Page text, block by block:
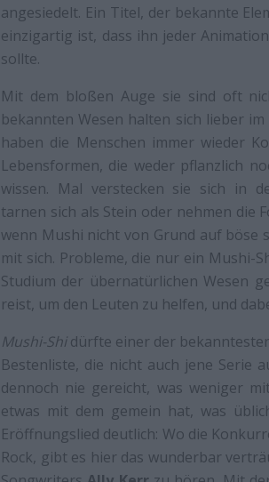
angesiedelt. Ein Titel, der bekannte
einzigartig ist, dass ihn jeder
sollte.
Mit dem bloßen Auge sie sind oft
bekannten Wesen halten sich lieber
haben die Menschen immer wieder
Lebensformen, die weder pflanzlich
wissen. Mal verstecken sie sich in
tarnen sich als Stein oder nehmen die
wenn Mushi nicht von Grund auf böse
mit sich. Probleme, die nur ein Mushi-
Studium der übernatürlichen Wesen
reist, um den Leuten zu helfen, und
Mushi-Shidürfte einer der
Bestenliste, die nicht auch jene Serie
dennoch nie gereicht, was weniger
etwas mit dem gemein hat, was
Eröffnungslied deutlich: Wo die
Rock, gibt es hier das wunderbar